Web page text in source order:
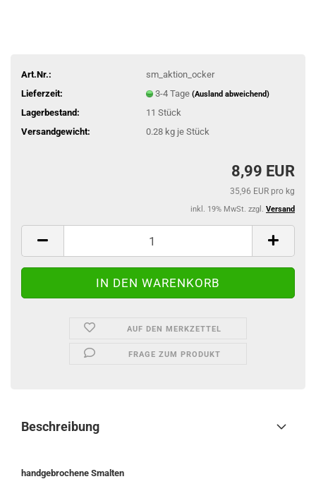
Art.Nr.:
sm_aktion_ocker
Lieferzeit:
3-4 Tage (Ausland abweichend)
Lagerbestand: 11 Stück
Versandgewicht:
0.28kg je Stück
8,99 EUR
35,96 EUR pro kg
inkl. 19% MwSt. zzgl. Versand
AUF DEN MERKZETTEL
FRAGE ZUM PRODUKT
Beschreibung
handgebrochene Smalten